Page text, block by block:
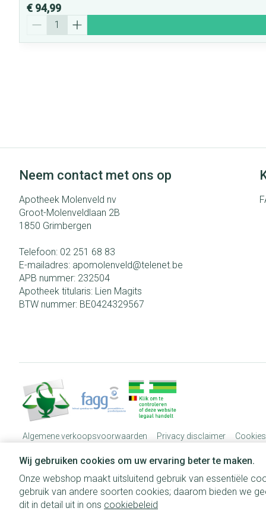
Wij gebruiken cookies om uw ervaring beter te maken.
Onze webshop maakt uitsluitend gebruik van essentiële
gebruik van andere soorten cookies; daarom bieden we
dit in detail uit in ons cookiebeleid
€ 94,99
Neem contact met ons op
Apotheek Molenveld nv
Groot-Molenveldlaan 2B
1850 Grimbergen
Telefoon: 02 251 68 83
E-mailadres: apomolenveld@telenet.be
APB nummer: 232504
Apotheek titularis: Lien Magits
BTW nummer: BE0424329567
Algemene verkoopsvoorwaarden Privacy disclaimer Cookies